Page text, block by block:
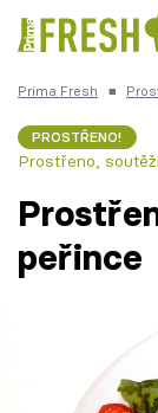
Česká kuchyně
Recepty
Prima Fresh ■
PROSTŘENO!
Prostřeno,
peřince